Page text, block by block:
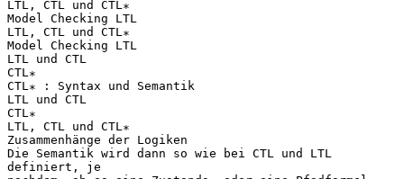
LTL, CTL und CTL∗
Model Checking LTL
LTL, CTL und CTL∗
Model Checking LTL
LTL und CTL
CTL∗
CTL∗ : Syntax und Semantik
LTL und CTL
CTL∗
LTL, CTL und CTL∗
Zusammenhänge der Logiken
Die Semantik wird dann so wie bei CTL und LTL
definiert, je